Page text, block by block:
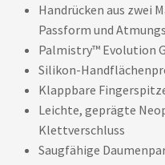
Handrücken aus zwei
Passform und
Palmistry™ Evolution
Silikon-
Klappbare
Leichte, geprägte
Klettverschluss
Saugfähige